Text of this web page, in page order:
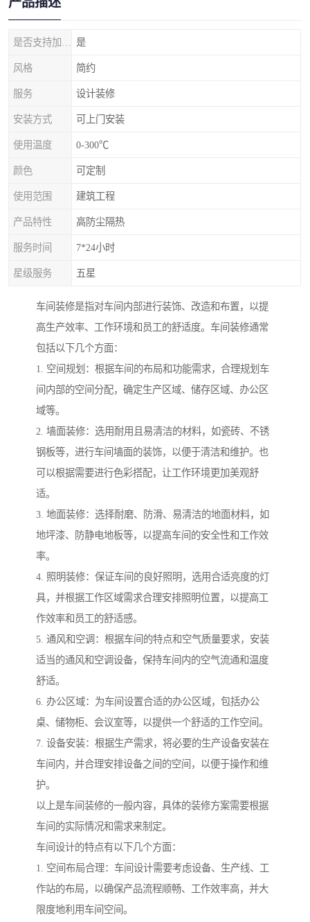
是
风格 简约
服务 设计装修
安装方式 可上门安装
使用温度 0-300℃
颜色 可定制
使用范围 建筑工程
产品特性 高防尘隔热
服务时间 7*24小时
星级服务 五星
车间装修是指对车间内部进行装饰、改造和布置，以提
高生产效率、工作环境和员工的舒适度。车间装修通常
包括以下几个方面：
1. 空间规划：根据车间的布局和功能需求，合理规划车
间内部的空间分配，确定生产区域、储存区域、办公区
域等。
2. 墙面装修：选用耐用且易清洁的材料，如瓷砖、不锈
钢板等，进行车间墙面的装饰，以便于清洁和维护。也
可以根据需要进行色彩搭配，让工作环境更加美观舒
适。
3. 地面装修：选择耐磨、防滑、易清洁的地面材料，如
地坪漆、防静电地板等，以提高车间的安全性和工作效
率。
4. 照明装修：保证车间的良好照明，选用合适亮度的灯
具，并根据工作区域需求合理安排照明位置，以提高工
作效率和员工的舒适感。
5. 通风和空调：根据车间的特点和空气质量要求，安装
适当的通风和空调设备，保持车间内的空气流通和温度
舒适。
6. 办公区域：为车间设置合适的办公区域，包括办公
桌、储物柜、会议室等，以提供一个舒适的工作空间。
7. 设备安装：根据生产需求，将必要的生产设备安装在
车间内，并合理安排设备之间的空间，以便于操作和维
护。
以上是车间装修的一般内容，具体的装修方案需要根据
车间的实际情况和需求来制定。
车间设计的特点有以下几个方面：
1. 空间布局合理：车间设计需要考虑设备、生产线、工
作站的布局，以确保产品流程顺畅、工作效率高，并大
限度地利用车间空间。